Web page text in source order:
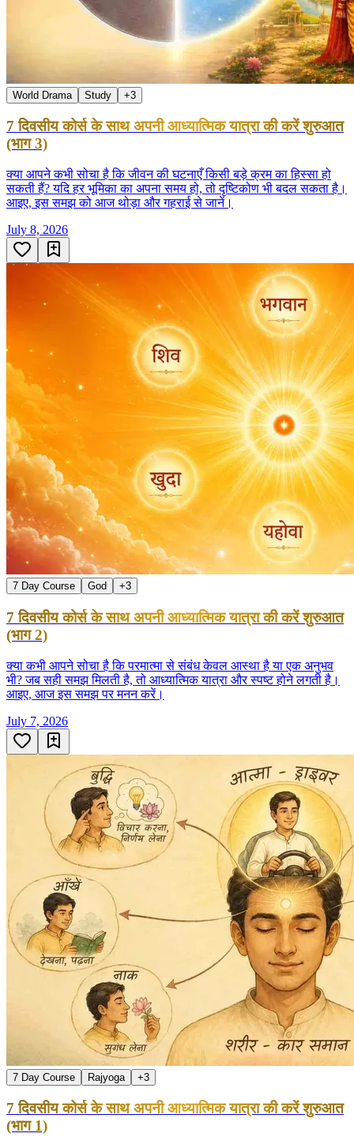
World Drama Study +3
7 दिवसीय कोर्स के साथ अपनी आध्यात्मिक यात्रा की करें शुरुआत
(भाग 3)
क्या आपने कभी सोचा है कि जीवन की घटनाएँ किसी बड़े क्रम का हिस्सा हो
सकती हैं? यदि हर भूमिका का अपना समय हो, तो दृष्टिकोण भी बदल सकता है।
आइए, इस समझ को आज थोड़ा और गहराई से जानें।
July 8, 2026
7 Day Course God +3
7 दिवसीय कोर्स के साथ अपनी आध्यात्मिक यात्रा की करें शुरुआत
(भाग 2)
क्या कभी आपने सोचा है कि परमात्मा से संबंध केवल आस्था है या एक अनुभव
भी? जब सही समझ मिलती है, तो आध्यात्मिक यात्रा और स्पष्ट होने लगती है।
आइए, आज इस समझ पर मनन करें।
July 7, 2026
7 Day Course Rajyoga +3
7 दिवसीय कोर्स के साथ अपनी आध्यात्मिक यात्रा की करें शुरुआत
(भाग 1)